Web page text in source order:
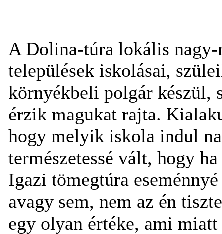
A Dolina-túra lokális
települések iskolásai,
környékbeli polgár készül,
érzik magukat rajta.
hogy melyik iskola indul
természetessé vált, hogy
Igazi tömegtúra
avagy sem, nem az én
egy olyan értéke, ami